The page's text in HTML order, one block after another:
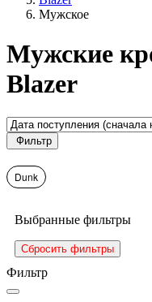
Мужское
Мужские
Blazer
Фильтр
Dunk
Выбранные фильтры
Сбросить фильтры
Фильтр